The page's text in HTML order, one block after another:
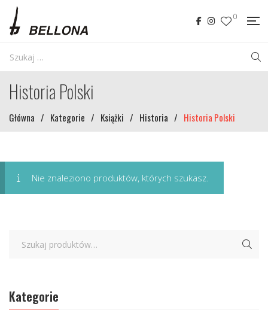
0
Historia Polski
Główna / Kategorie / Książki / Historia / Historia Polski
Nie znaleziono produktów, których szukasz.
Kategorie